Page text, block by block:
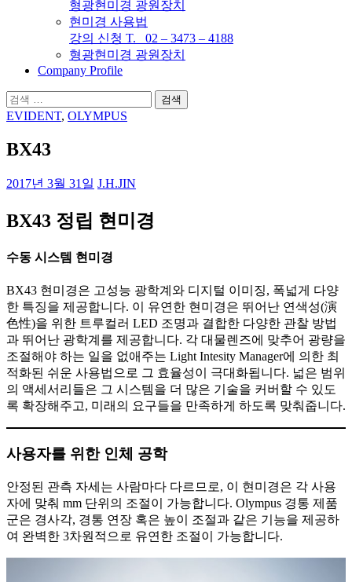
형광현미경 광원장치
현미경 사용법
강의 신청 T. 02 – 3473 – 4188
형광현미경 광원장치
Company Profile
검
색:
EVIDENT, OLYMPUS
BX43
2017년 3월 31일 J.H.JIN
BX43 정립 현미경
수동 시스템 현미경
BX43 현미경은 고성능 광학계와 디지털 이미징, 폭넓게 다양
한 특징을 제공합니다. 이 유연한 현미경은 뛰어난 연색성(演
色性)을 위한 트루컬러 LED 조명과 결합한 다양한 관찰 방법
과 뛰어난 광학계를 제공합니다. 각 대물렌즈에 맞추어 광량을
조절해야 하는 일을 없애주는 Light Intesity Manager에 의한 최
적화된 쉬운 사용법으로 그 효율성이 극대화됩니다. 넓은 범위
의 액세서리들은 그 시스템을 더 많은 기술을 커버할 수 있도
록 확장해주고, 미래의 요구들을 만족하게 하도록 맞춰줍니다.
사용자를 위한 인체 공학
안정된 관측 자세는 사람마다 다르므로, 이 현미경은 각 사용
자에 맞춰 mm 단위의 조절이 가능합니다. Olympus 경통 제품
군은 경사각, 경통 연장 혹은 높이 조절과 같은 기능을 제공하
여 완벽한 3차원적으로 유연한 조절이 가능합니다.